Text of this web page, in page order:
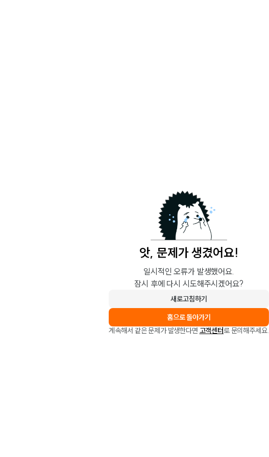
앗, 문제가 생겼어요!
일시적인 오류가 발생했어요.
잠시 후에 다시 시도해주시겠어요?
새로고침하기
홈으로 돌아가기
계속해서 같은 문제가 발생한다면 고객센터로 문의해주세요.